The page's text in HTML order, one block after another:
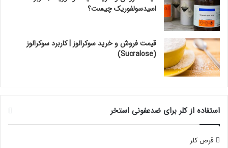
اسیدسولفوریک چیست؟
قیمت فروش و خرید سوکرالوز | کاربرد سوکرالوز
(Sucralose)
استفاده از کلر برای ضدعفونی استخر
قرص کلر